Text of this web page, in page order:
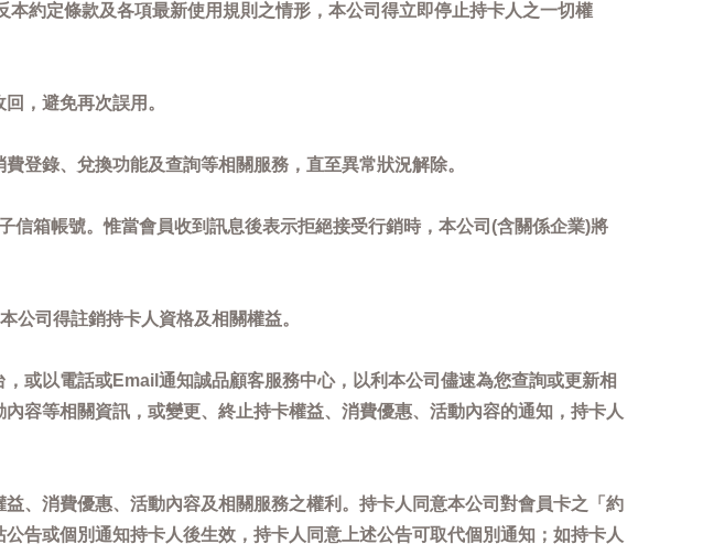
約定條款及各項最新使用規則之情形，本公司得立即停止持卡人之一切權
，避免再次誤用。
登錄、兌換功能及查詢等相關服務，直至異常狀況解除。
箱帳號。惟當會員收到訊息後表示拒絕接受行銷時，本公司(含關係企業)將
公司得註銷持卡人資格及相關權益。
或以電話或Email通知誠品顧客服務中心，以利本公司儘速為您查詢或更新相
容等相關資訊，或變更、終止持卡權益、消費優惠、活動內容的通知，持卡人
、消費優惠、活動內容及相關服務之權利。持卡人同意本公司對會員卡之「約
告或個別通知持卡人後生效，持卡人同意上述公告可取代個別通知；如持卡人